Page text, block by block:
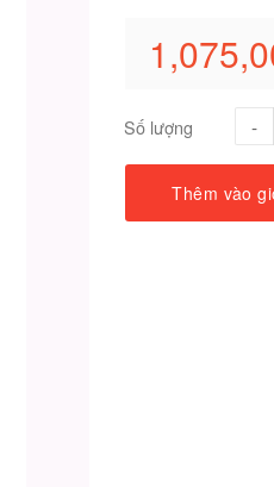
Số lượng
Thêm vào